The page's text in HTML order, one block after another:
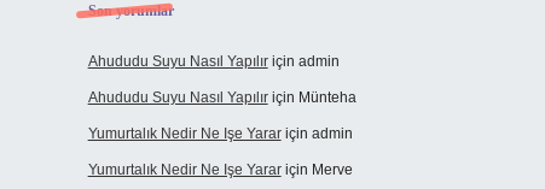
Son yorumlar
Ahududu Suyu Nasıl Yapılıriçin admin
Ahududu Suyu Nasıl Yapılıriçin Münteha
Yumurtalık Nedir Ne Işe Yarariçin admin
Yumurtalık Nedir Ne Işe Yarariçin Merve